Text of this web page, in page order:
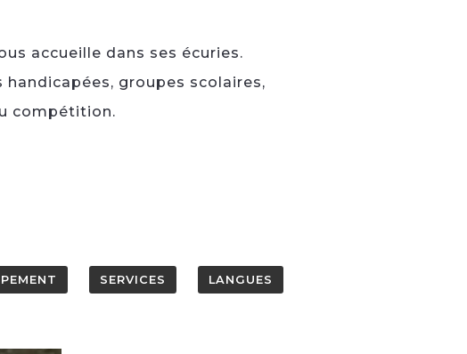
accueille dans ses écuries.
groupes scolaires,
compétition.
SERVICES LANGUES